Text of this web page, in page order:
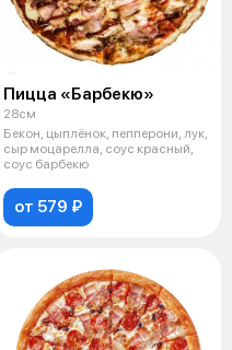
Пицца «Барбекю»
28см
Бекон, цыплёнок, пепперони, лук,
сыр моцарелла, соус красный,
соус барбекю
от 579 ₽